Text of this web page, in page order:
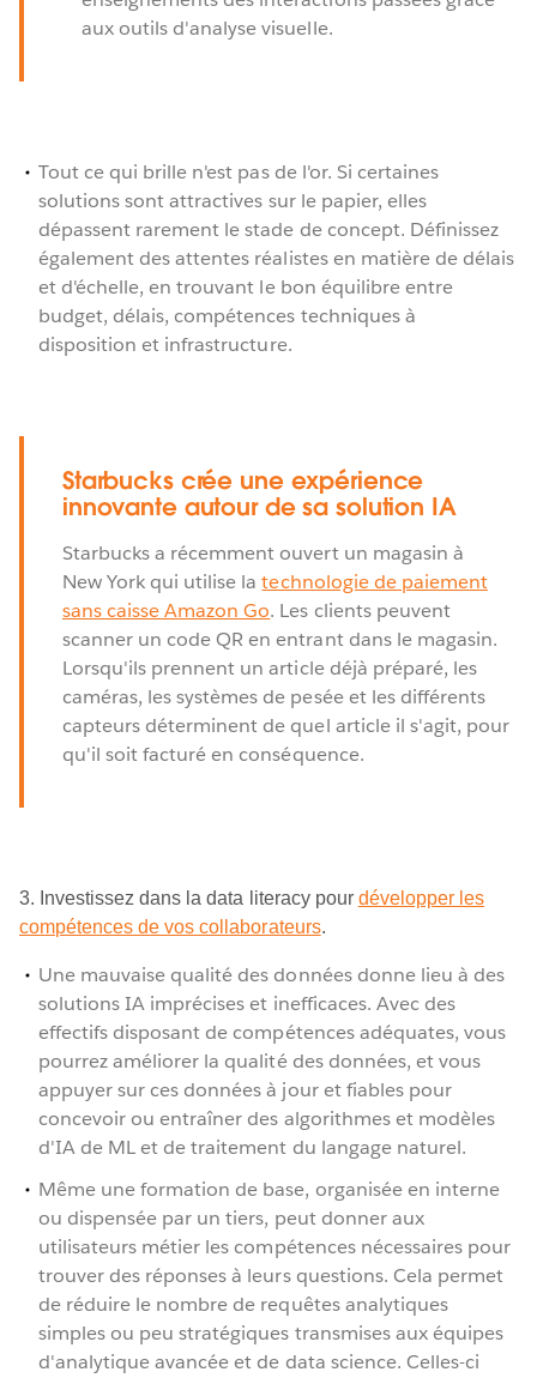
aux outils d'analyse visuelle.
Tout ce qui brille n'est pas de l'or. Si certaines
solutions sont attractives sur le papier, elles
dépassent rarement le stade de concept. Définissez
également des attentes réalistes en matière de délais
et d'échelle, en trouvant le bon équilibre entre
budget, délais, compétences techniques à
disposition et infrastructure.
Starbucks crée une expérience
innovante autour de sa solution IA
Starbucks a récemment ouvert un magasin à
New York qui utilise latechnologie de paiement
sans caisse Amazon Go. Les clients peuvent
scanner un code QR en entrant dans le magasin.
Lorsqu'ils prennent un article déjà préparé, les
caméras, les systèmes de pesée et les différents
capteurs déterminent de quel article il s'agit, pour
qu'il soit facturé en conséquence.
3. Investissez dans la data literacy pour développer les
compétences de vos collaborateurs.
Une mauvaise qualité des données donne lieu à des
solutions IA imprécises et inefficaces. Avec des
effectifs disposant de compétences adéquates, vous
pourrez améliorer la qualité des données, et vous
appuyer sur ces données à jour et fiables pour
concevoir ou entraîner des algorithmes et modèles
d'IA de ML et de traitement du langage naturel.
Même une formation de base, organisée en interne
ou dispensée par un tiers, peut donner aux
utilisateurs métier les compétences nécessaires pour
trouver des réponses à leurs questions. Cela permet
de réduire le nombre de requêtes analytiques
simples ou peu stratégiques transmises aux équipes
d'analytique avancée et de data science. Celles-ci